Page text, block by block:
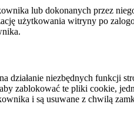
lub dokonanych przez
użytkowania witryny po
działanie niezbędnych funkcji
zablokować te pliki cookie,
i są usuwane z chwilą